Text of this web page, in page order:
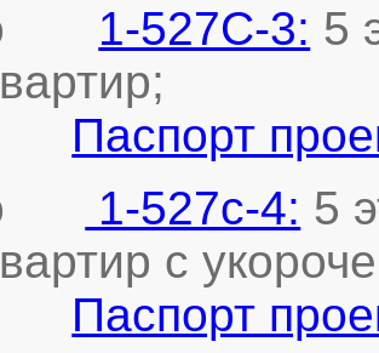
1-527С-3: 5
Паспорт
1-527с-4: 5
с
Паспорт